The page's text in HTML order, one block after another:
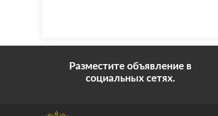
Разместите объявление в
социальных сетях.